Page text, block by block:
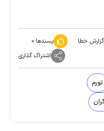
گزارش خطا پسندها:۰
اشتراک گذاری
تورم